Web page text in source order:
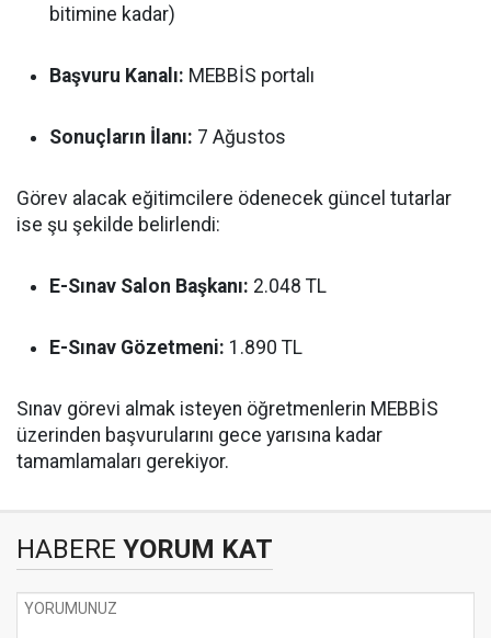
bitimine kadar)
Başvuru Kanalı: MEBBİS portalı
Sonuçların İlanı: 7 Ağustos
Görev alacak eğitimcilere ödenecek güncel tutarlar
ise şu şekilde belirlendi:
E-Sınav Salon Başkanı: 2.048 TL
E-Sınav Gözetmeni: 1.890 TL
Sınav görevi almak isteyen öğretmenlerin MEBBİS
üzerinden başvurularını gece yarısına kadar
tamamlamaları gerekiyor.
HABERE YORUM KAT